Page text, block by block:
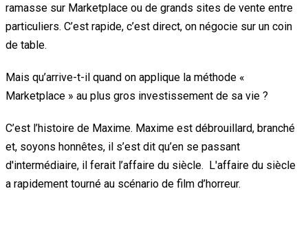
ramasse sur Marketplace ou de grands sites de vente entre
particuliers. C’est rapide, c’est direct, on négocie sur un coin
de table.
Mais qu’arrive-t-il quand on applique la méthode «
Marketplace » au plus gros investissement de sa vie ?
C’est l’histoire de Maxime. Maxime est débrouillard, branché
et, soyons honnêtes, il s’est dit qu’en se passant
d'intermédiaire, il ferait l’affaire du siècle. L'affaire du siècle
a rapidement tourné au scénario de film d’horreur.